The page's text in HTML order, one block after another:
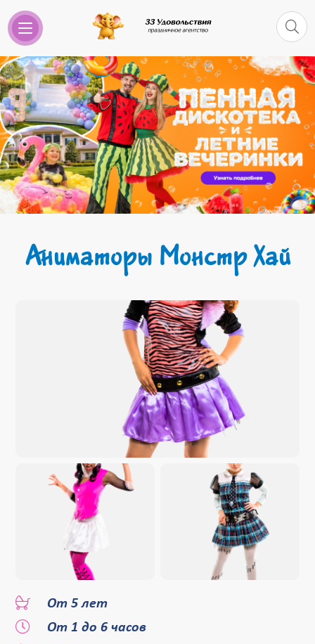
Аниматоры Монстр Хай
От 5 лет
От 1 до 6 часов